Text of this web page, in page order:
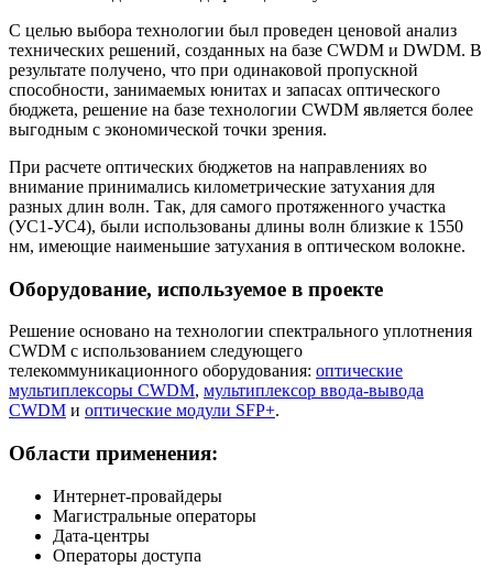
С целью выбора технологии был проведен ценовой анализ
технических решений, созданных на базе CWDM и DWDM. В
результате получено, что при одинаковой пропускной
способности, занимаемых юнитах и запасах оптического
бюджета, решение на базе технологии CWDM является более
выгодным с экономической точки зрения.
При расчете оптических бюджетов на направлениях во
внимание принимались километрические затухания для
разных длин волн. Так, для самого протяженного участка
(УС1-УС4), были использованы длины волн близкие к 1550
нм, имеющие наименьшие затухания в оптическом волокне.
Оборудование, используемое в проекте
Решение основано на технологии спектрального уплотнения
CWDM с использованием следующего
телекоммуникационного оборудования: оптические
мультиплексоры CWDM, мультиплексор ввода-вывода
CWDM и оптические модули SFP+.
Области применения:
Интернет-провайдеры
Магистральные операторы
Дата-центры
Операторы доступа